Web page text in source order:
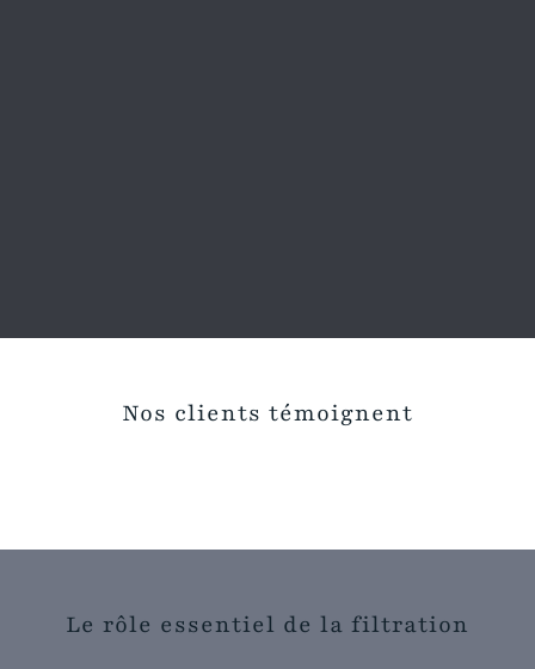
Nos clients témoignent
Le rôle essentiel de la filtration